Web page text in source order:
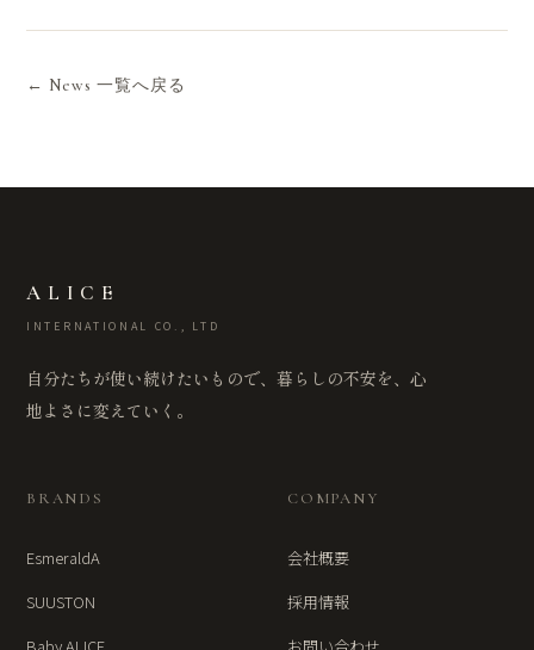
← News 一覧へ戻る
ALICE
INTERNATIONAL CO., LTD
自分たちが使い続けたいもので、暮らしの不安を、心
地よさに変えていく。
BRANDS
EsmeraldA
SUUSTON
COMPANY
会社概要
採用情報